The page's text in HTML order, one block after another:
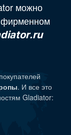
можно
. И все это
Gladiator: